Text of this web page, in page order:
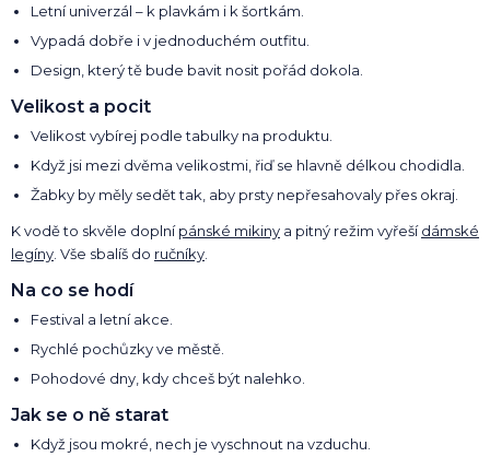
Letní univerzál – k plavkám i k šortkám.
Vypadá dobře i v jednoduchém outfitu.
Design, který tě bude bavit nosit pořád dokola.
Velikost a pocit
Velikost vybírej podle tabulky na produktu.
Když jsi mezi dvěma velikostmi, řiď se hlavně délkou chodidla.
Žabky by měly sedět tak, aby prsty nepřesahovaly přes okraj.
K vodě to skvěle doplnípánské mikiny a pitný režim vyřešídámské
legíny . Vše sbalíš do ručníky
Na co se hodí
Festival a letní akce.
Rychlé pochůzky ve městě.
Pohodové dny, kdy chceš být nalehko.
Jak se o ně starat
Když jsou mokré, nech je vyschnout na vzduchu.